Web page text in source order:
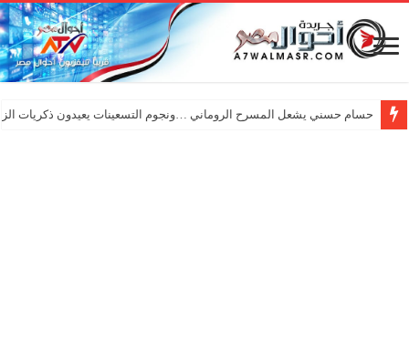
حسام حسني يشعل المسرح الروماني …ونجوم التسعينات يعيدون ذكريات